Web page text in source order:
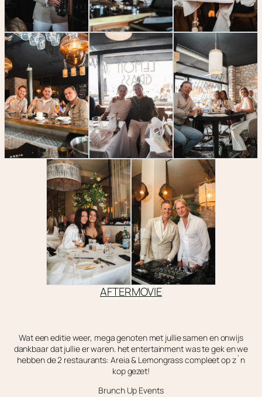
AFTERMOVIE
Wat een editie weer, mega genoten met jullie samen en onwijs
dankbaar dat jullie er waren. het entertainment was te gek en we
hebben de 2 restaurants: Areia & Lemongrass compleet op z´n
kop gezet!
Brunch Up Events